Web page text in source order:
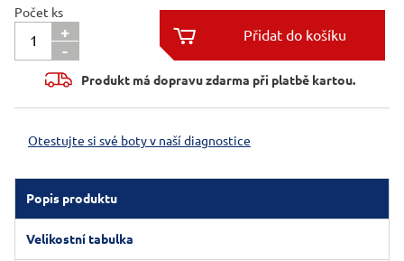
Počet ks
+
-


Produkt má dopravu zdarma při platbě kartou.
Otestujte si své boty v naší diagnostice
Popis produktu
Velikostní tabulka